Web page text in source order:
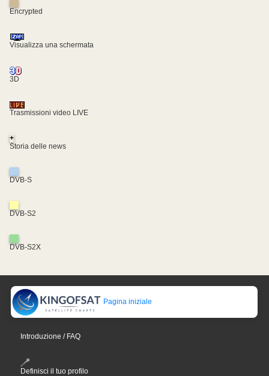
Encrypted
Visualizza una schermata
3D
Trasmissioni video LIVE
+
Storia delle news
DVB-S
DVB-S2
DVB-S2X
Pagina iniziale
Introduzione / FAQ
Definisci il tuo profilo